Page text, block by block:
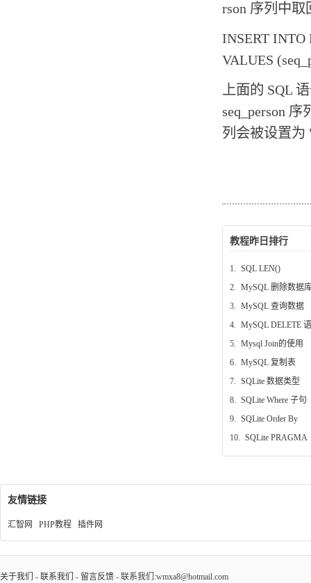
rson 序列中
INSERT INTO
VALUES
上面的 SQL
seq_person
列会被设置为
教程昨日排行
1. SQL LEN()
2. MySQL 删除数据
3. MySQL 查询数据
4. MySQL DELETE
5. Mysql Join的使用
6. MySQL 复制表
7. SQLite 数据类型
8. SQLite Where 子句
9. SQLite Order By
10. SQLite PRAGMA
友情链接
汇智网 PHP教程 插件网
关于我们 - 联系我们 - 留言反馈 - 联系我们:wmxa8@hotmail.com